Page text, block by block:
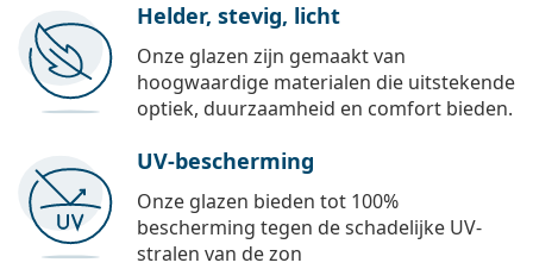
Helder, stevig, licht
Onze glazen zijn gemaakt van
hoogwaardige materialen die uitstekende
optiek, duurzaamheid en comfort bieden.
UV-bescherming
Onze glazen bieden tot 100%
bescherming tegen de schadelijke UV-
stralen van de zon